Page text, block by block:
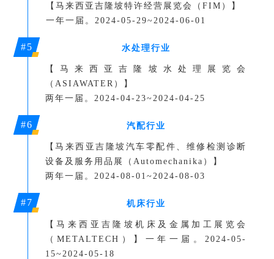
【马来西亚吉隆坡特许经营展览会（FIM）】
一年一届。 2024-05-29~2024-06-01
#5 水处理行业
【马来西亚吉隆坡水处理展览会
（ ASIAWATER ）】
两年一届。 2024-04-23~2024-04-25
#6 汽配行业
【马来西亚吉隆坡汽车零配件、维修检测诊断
设备及服务用品展
（Automechanika）
】
两年一届。2024-08-01~2024-08-03
#7 机床行业
【马来西亚吉隆坡机床及金属加工展览会
（METALTECH ）】一年一届。 2024-05-
15~2024-05-18